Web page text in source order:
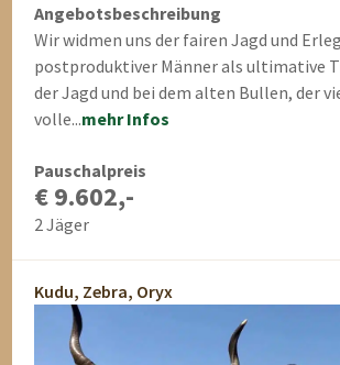
Angebotsbeschreibung
Wir widmen uns der fairen Jagd und
postproduktiver Männer als ultimative
der Jagd und bei dem alten Bullen, der
volle...mehr Infos
Pauschalpreis
€ 9.602,-
2 Jäger
Kudu, Zebra, Oryx